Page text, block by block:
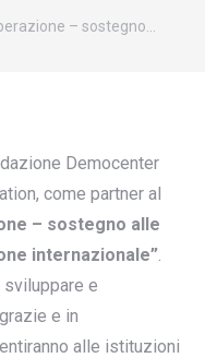
– sostegno…
Democenter
come partner al
– sostegno alle
internazionale”.
e
e in
alle istituzioni